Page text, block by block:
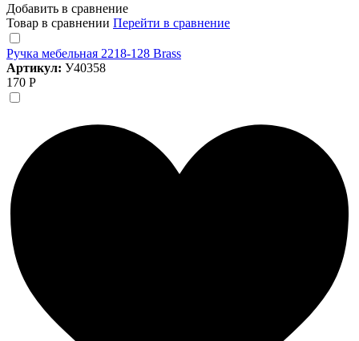
Добавить в сравнение
Товар в сравнении Перейти в сравнение
Ручка мебельная 2218-128 Brass
Артикул: У40358
170 Р